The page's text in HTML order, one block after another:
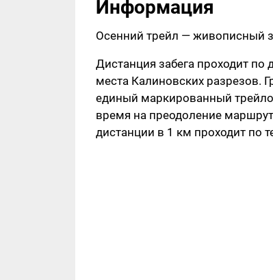
Информация
Осенний трейл — живописный
Дистанция забега проходит
места Калиновских разрезов.
единый маркированный
время на преодоление
дистанции в 1 км проходит по